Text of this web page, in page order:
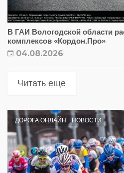
В ГАИ Вологодской области
комплексов «Кордон.Про»
04.08.2026
Читать еще
ДОРОГА ОНЛАЙН НОВОСТИ